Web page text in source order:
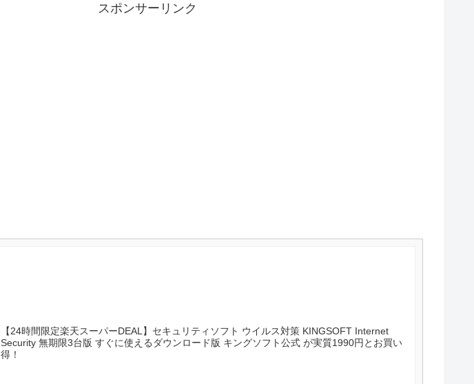
スポンサーリンク
【24時間限定楽天スーパーDEAL】セキュリティソフト ウイルス対策 KINGSOFT Internet
Security 無期限3台版 すぐに使えるダウンロード版 キングソフト公式 が実質1990円とお買い
得！